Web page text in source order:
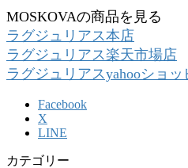
MOSKOVAの商品を見る
ラグジュリアス本店
ラグジュリアス楽天市場店
ラグジュリアスyahooショッ
Facebook
X
LINE
カテゴリー